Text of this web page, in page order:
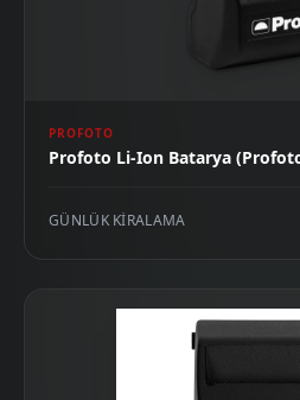
PROFOTO
GÜNLÜK KIRALAMA